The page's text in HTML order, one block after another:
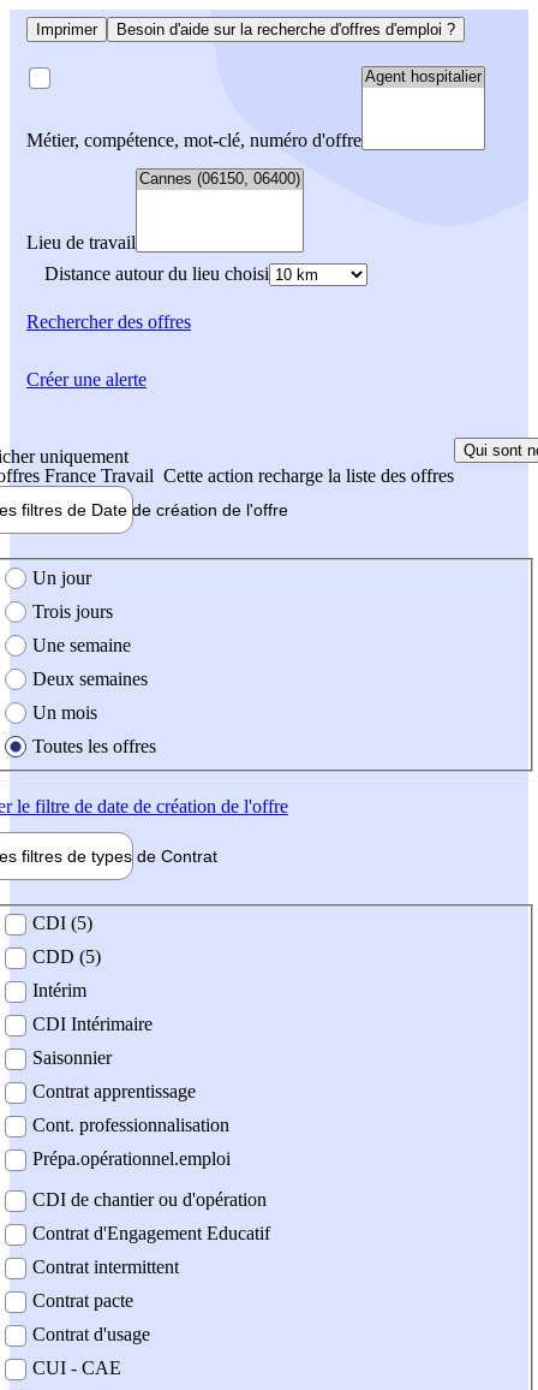
Imprimer Besoin d'aide sur la recherche d'offres d'emploi ?
Métier, compétence, mot-clé, numéro d'offre
Lieu de travail
Distance autour du lieu choisi
Rechercherdes offres
uniquement
France Travail Cette action recharge la liste des offres
Qui sont
filtres de Date de création de l'offre
création de l'offre
Un jour
Trois jours
Une semaine
Deux semaines
Un mois
Toutes les offres
le filtre de date de création de l'offre
filtres de types de Contrat
contrat
CDI (5)
CDD (5)
Intérim
CDI Intérimaire
Saisonnier
Contrat apprentissage
Cont. professionnalisation
Prépa.opérationnel.emploi
CDI de chantier ou d'opération
Contrat d'Engagement Educatif
Contrat intermittent
Contrat pacte
Contrat d'usage
CUI - CAE
Créer une alerte